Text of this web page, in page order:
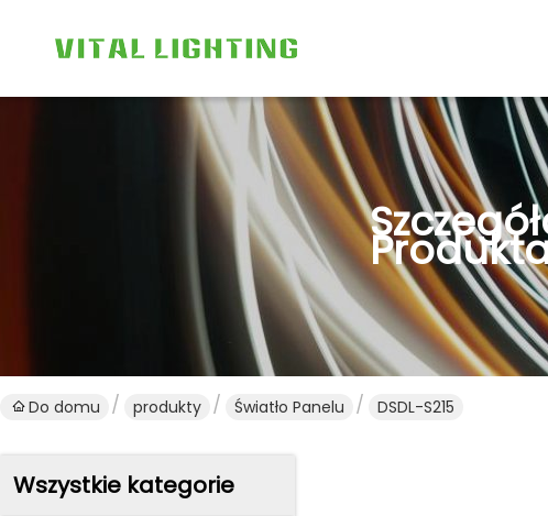
Do domu produkty Światło Panelu DSDL-S215
Wszystkie kategorie